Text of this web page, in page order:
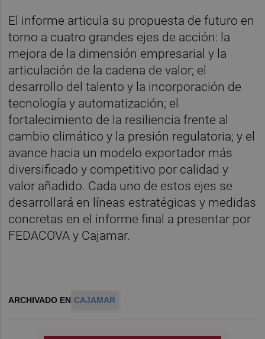
El informe articula su propuesta de futuro en
torno a cuatro grandes ejes de acción: la
mejora de la dimensión empresarial y la
articulación de la cadena de valor; el
desarrollo del talento y la incorporación de
tecnología y automatización; el
fortalecimiento de la resiliencia frente al
cambio climático y la presión regulatoria; y el
avance hacia un modelo exportador más
diversificado y competitivo por calidad y
valor añadido. Cada uno de estos ejes se
desarrollará en líneas estratégicas y medidas
concretas en el informe final a presentar por
FEDACOVA y Cajamar.
ARCHIVADO EN CAJAMAR